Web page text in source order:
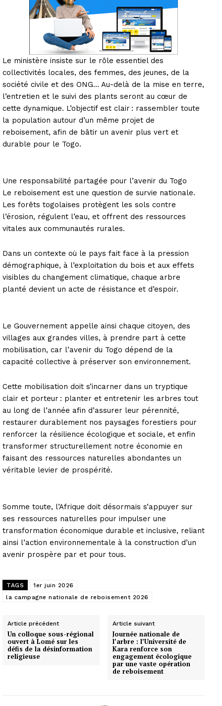
Le ministère insiste sur le rôle essentiel des
collectivités locales, des femmes, des jeunes, de la
société civile et des ONG… Au-delà de la mise en terre,
l’entretien et le suivi des plants seront au cœur de
cette dynamique. L’objectif est clair : rassembler toute
la population autour d’un même projet de
reboisement, afin de bâtir un avenir plus vert et
durable pour le Togo.
Une responsabilité partagée pour l’avenir du Togo
Le reboisement est une question de survie nationale.
Les forêts togolaises protègent les sols contre
l’érosion, régulent l’eau, et offrent des ressources
vitales aux communautés rurales.
Dans un contexte où le pays fait face à la pression
démographique, à l’exploitation du bois et aux effets
visibles du changement climatique, chaque arbre
planté devient un acte de résistance et d’espoir.
Le Gouvernement appelle ainsi chaque citoyen, des
villages aux grandes villes, à prendre part à cette
mobilisation, car l’avenir du Togo dépend de la
capacité collective à préserver son environnement.
Cette mobilisation doit s’incarner dans un tryptique
clair et porteur : planter et entretenir les arbres tout
au long de l’année afin d’assurer leur pérennité,
restaurer durablement nos paysages forestiers pour
renforcer la résilience écologique et sociale, et enfin
transformer structurellement notre économie en
faisant des ressources naturelles abondantes un
véritable levier de prospérité.
Somme toute, l’Afrique doit désormais s’appuyer sur
ses ressources naturelles pour impulser une
transformation économique durable et inclusive, reliant
ainsi l’action environnementale à la construction d’un
avenir prospère par et pour tous.
TAGS
1er juin 2026
la campagne nationale de reboisement 2026
Article précédent
Un colloque sous-régional
ouvert à Lomé sur les
défis de la désinformation
religieuse
Article suivant
Journée nationale de
l’arbre : l’Université de
Kara renforce son
engagement écologique
par une vaste opération
de reboisement